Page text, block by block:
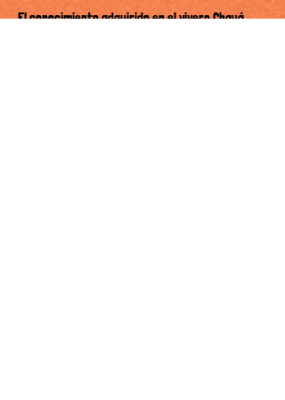
El conocimiento adquirido en el vivero Chauá